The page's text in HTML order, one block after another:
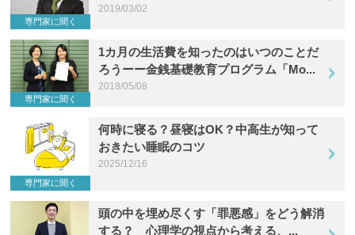
専門家に聞く
2019/03/02
専門家に聞く
1カ月の生活費を知ったのはいつのことだ
ろうーー金銭基礎教育プログラム「Mo...
2018/05/08
専門家に聞く
何時に寝る？昼寝はOK？中高生が知って
おきたい睡眠のコツ
2025/12/16
頭の中を埋め尽くす「罪悪感」をどう解消
する？ 心理学の視点から考える、...